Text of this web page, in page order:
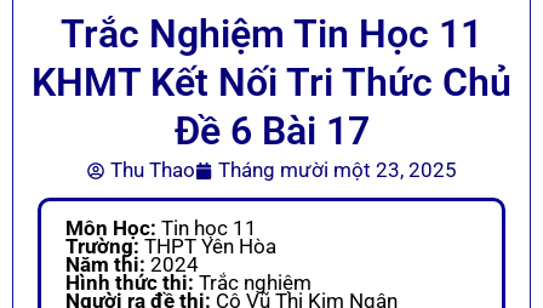
Trắc Nghiệm Tin Học 11
KHMT Kết Nối Tri Thức Chủ
Đề 6 Bài 17
Thu Thao Tháng mười một 23, 2025
Môn Học: Tin học 11
Trường: THPT Yên Hòa
Năm thi: 2024
Hình thức thi: Trắc nghiệm
Người ra đề thi: Cô Vũ Thị Kim Ngân